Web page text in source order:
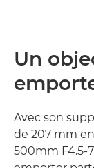
Un
Avec son
de 207 mm
500mm F4.5-